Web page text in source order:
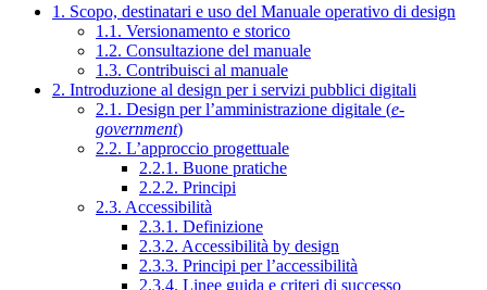
1. Scopo, destinatari e uso del Manuale operativo di design
1.1. Versionamento e storico
1.2. Consultazione del manuale
1.3. Contribuisci al manuale
2. Introduzione al design per i servizi pubblici digitali
2.1. Design per l’amministrazione digitale (e-
government)
2.2. L’approccio progettuale
2.2.1. Buone pratiche
2.2.2. Principi
2.3. Accessibilità
2.3.1. Definizione
2.3.2. Accessibilità by design
2.3.3. Principi per l’accessibilità
2.3.4. Linee guida e criteri di successo